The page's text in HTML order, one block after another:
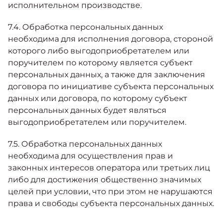
исполнительном производстве.
7.4. Обработка персональных данных
необходима для исполнения договора, стороной
которого либо выгодоприобретателем или
поручителем по которому является субъект
персональных данных, а также для заключения
договора по инициативе субъекта персональных
данных или договора, по которому субъект
персональных данных будет являться
выгодоприобретателем или поручителем.
7.5. Обработка персональных данных
необходима для осуществления прав и
законных интересов оператора или третьих лиц
либо для достижения общественно значимых
целей при условии, что при этом не нарушаются
права и свободы субъекта персональных данных.